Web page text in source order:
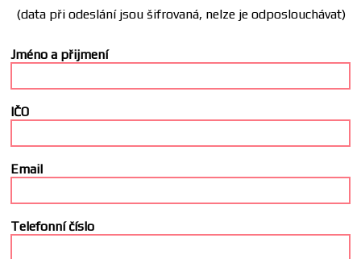
(data při odeslání jsou šifrovaná, nelze je odposlouchávat)
Jméno a přijmení
IČO
Email
Telefonní číslo